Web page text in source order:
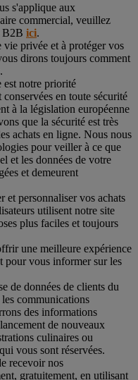
s'applique aux
commercial, veuillez
B2B ici.
vie privée et à protéger vos
dirons toujours comment
est notre priorité
en toute sécurité
à la législation européenne
que la sécurité est très
achats en ligne. Nous nous
pour veiller à ce que
et les données de votre
et demeurent
et personnaliser vos achats
utilisent notre site
plus faciles et toujours
une meilleure expérience
pour vous informer sur les
de données de clients du
communications
des informations
de nouveaux
culinaires ou
vous sont réservées.
recevoir nos
gratuitement, en utilisant